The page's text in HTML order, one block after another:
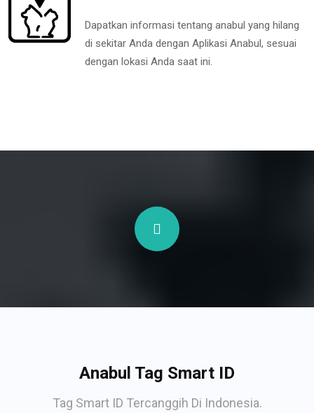
Dapatkan informasi tentang anabul yang hilang
di sekitar Anda dengan Aplikasi Anabul, sesuai
dengan lokasi Anda saat ini.
Anabul Tag Smart ID
Tag Smart ID Tercanggih Di Indonesia.